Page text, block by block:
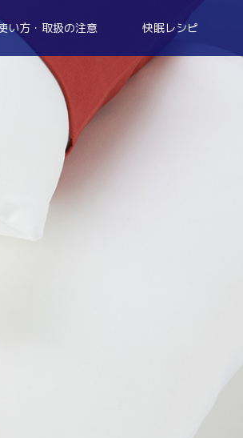
い方・取扱の注意 快眠レシピ